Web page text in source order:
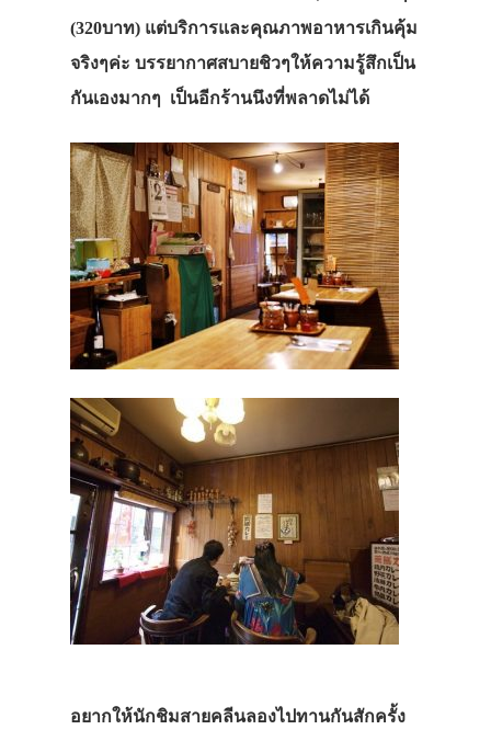
(320บาท) แต่บริการและคุณภาพอาหารเกินคุ้ม
จริงๆค่ะ บรรยากาศสบายชิวๆให้ความรู้สึกเป็น
กันเองมากๆ เป็นอีกร้านนึงที่พลาดไม่ได้
อยากให้นักชิมสายคลีนลองไปทานกันสักครั้ง